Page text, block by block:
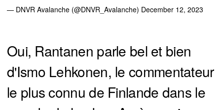
— DNVR Avalanche (@DNVR_Avalanche) December 12, 2023
Oui, Rantanen parle bel et bien
d'Ismo Lehkonen, le commentateur
le plus connu de Finlande dans le